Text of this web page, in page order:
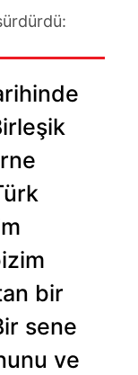
bir
sene
ve